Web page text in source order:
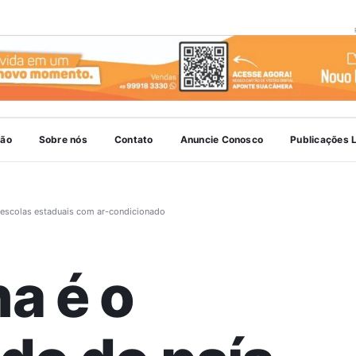
Sobre nós Contato Anuncie Conosco Publicações
estaduais com ar-condicionado
é o